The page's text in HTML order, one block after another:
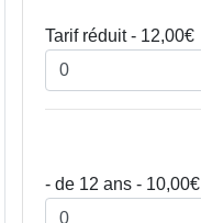
Tarif réduit - 12,00€
- de 12 ans - 10,00€